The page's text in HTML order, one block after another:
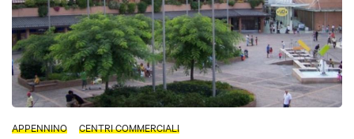
APPENNINO CENTRI COMMERCIALI